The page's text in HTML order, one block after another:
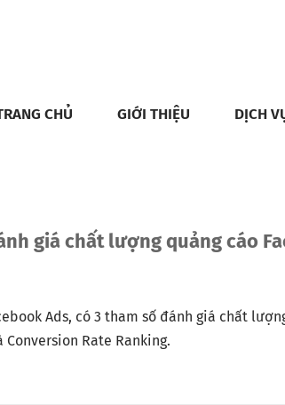
CHỦ GIỚI THIỆU DỊCH
giá chất lượng quảng cáo
Ads, có 3 tham số đánh giá chất
Rate Ranking.